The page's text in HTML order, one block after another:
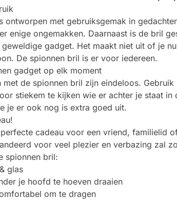
ontworpen met gebruiksgemak in
enige ongemakken. Daarnaast is de bril
geweldige gadget. Het maakt niet uit of je
De spionnen bril is er voor iedereen.
gadget op elk moment
met de spionnen bril zijn eindeloos.
stiekem te kijken wie er achter je staat
je er ook nog is extra goed uit.
cadeau voor een vriend, familielid
voor veel plezier en verbazing zal
spionnen bril:
glas
je hoofd te hoeven draaien
om te dragen